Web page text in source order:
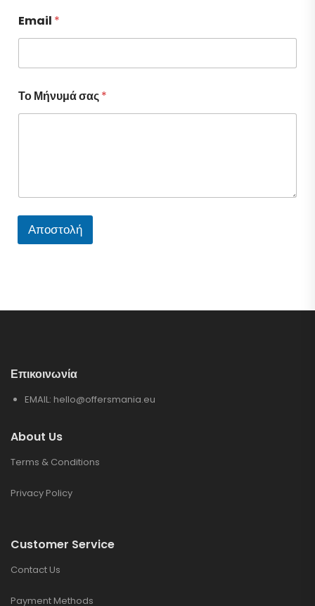
Email *
Το Μήνυμά σας*
Αποστολή
Επικοινωνία
EMAIL: hello@offersmania.eu
About Us
Terms & Conditions
Privacy Policy
Customer Service
Contact Us
Payment Methods